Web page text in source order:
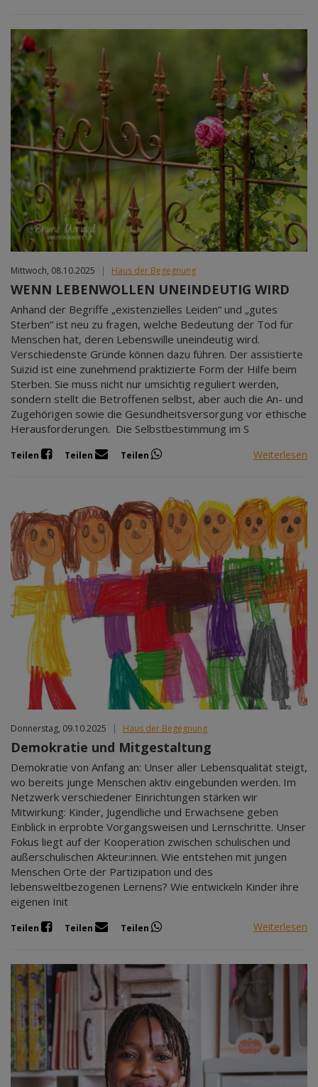
Mittwoch, 08.10.2025 | Haus der Begegnung
WENN LEBENWOLLEN UNEINDEUTIG WIRD
Anhand der Begriffe „existenzielles Leiden“ und „gutes
Sterben“ ist neu zu fragen, welche Bedeutung der Tod für
Menschen hat, deren Lebenswille uneindeutig wird.
Verschiedenste Gründe können dazu führen. Der assistierte
Suizid ist eine zunehmend praktizierte Form der Hilfe beim
Sterben. Sie muss nicht nur umsichtig reguliert werden,
sondern stellt die Betroffenen selbst, aber auch die An- und
Zugehörigen sowie die Gesundheitsversorgung vor ethische
Herausforderungen. Die Selbstbestimmung im S
Teilen Teilen Teilen Weiterlesen
Donnerstag, 09.10.2025 | Haus der Begegnung
Demokratie und Mitgestaltung
Demokratie von Anfang an: Unser aller Lebensqualität steigt,
wo bereits junge Menschen aktiv eingebunden werden. Im
Netzwerk verschiedener Einrichtungen stärken wir
Mitwirkung: Kinder, Jugendliche und Erwachsene geben
Einblick in erprobte Vorgangsweisen und Lernschritte. Unser
Fokus liegt auf der Kooperation zwischen schulischen und
außerschulischen Akteur:innen. Wie entstehen mit jungen
Menschen Orte der Partizipation und des
lebensweltbezogenen Lernens? Wie entwickeln Kinder ihre
eigenen Init
Teilen Teilen Teilen Weiterlesen